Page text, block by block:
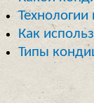
Как
Типы